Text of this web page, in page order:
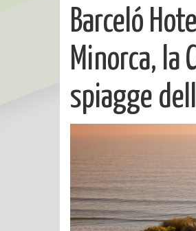
Barceló
Minorca, la
spiagge